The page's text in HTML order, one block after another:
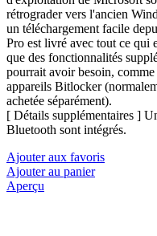
rétrograder vers l'ancien
un téléchargement facile
Pro est livré avec tout ce qui
que des fonctionnalités
pourrait avoir besoin,
appareils Bitlocker
achetée séparément).
[ Détails supplémentaires ]
Bluetooth sont intégrés.
Ajouter aux favoris
Ajouter au panier
Aperçu